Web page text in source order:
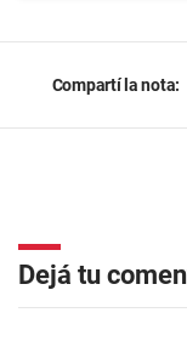
Compartí la nota:
Dejá tu